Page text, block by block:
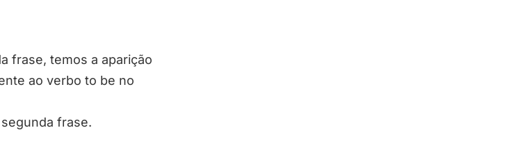
frase, temos a aparição
ao verbo to be no
segunda frase.